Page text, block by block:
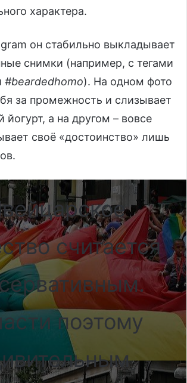
характера.
он стабильно выкладывает
снимки (например, с тегами
#beardedhomo). На одном фото
за промежность и слизывает
йогурт, а на другом – вовсе
своё «достоинство» лишь
считается
поэтому